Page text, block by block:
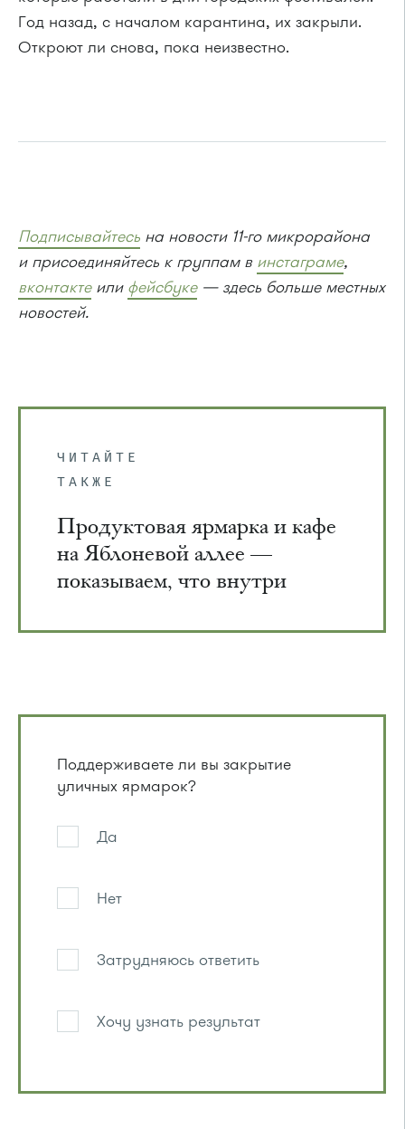
Год назад, с началом карантина, их закрыли.
Откроют ли снова, пока неизвестно.
Подписывайтесь на новости 11-го микрорайона
и присоединяйтесь к группам в инстаграме,
вконтактеили фейсбуке — здесь больше местных
новостей.
ЧИТАЙТЕ
ТАКЖЕ
Продуктовая ярмарка и кафе
на Яблоневой аллее —
показываем, что внутри
Поддерживаете ли вы закрытие
уличных ярмарок?
Да
Нет
Затрудняюсь ответить
Хочу узнать результат